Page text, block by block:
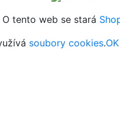
O tento web se stará
soubory cookies.OK